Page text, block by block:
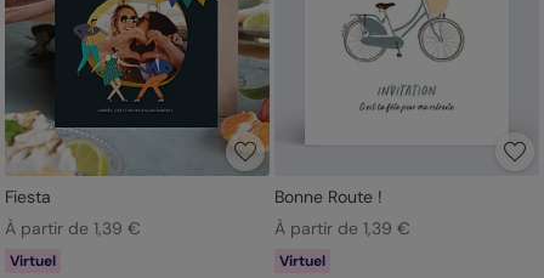
Fiesta
À partir de 1,39 €
Virtuel
Bonne Route !
À partir de 1,39 €
Virtuel